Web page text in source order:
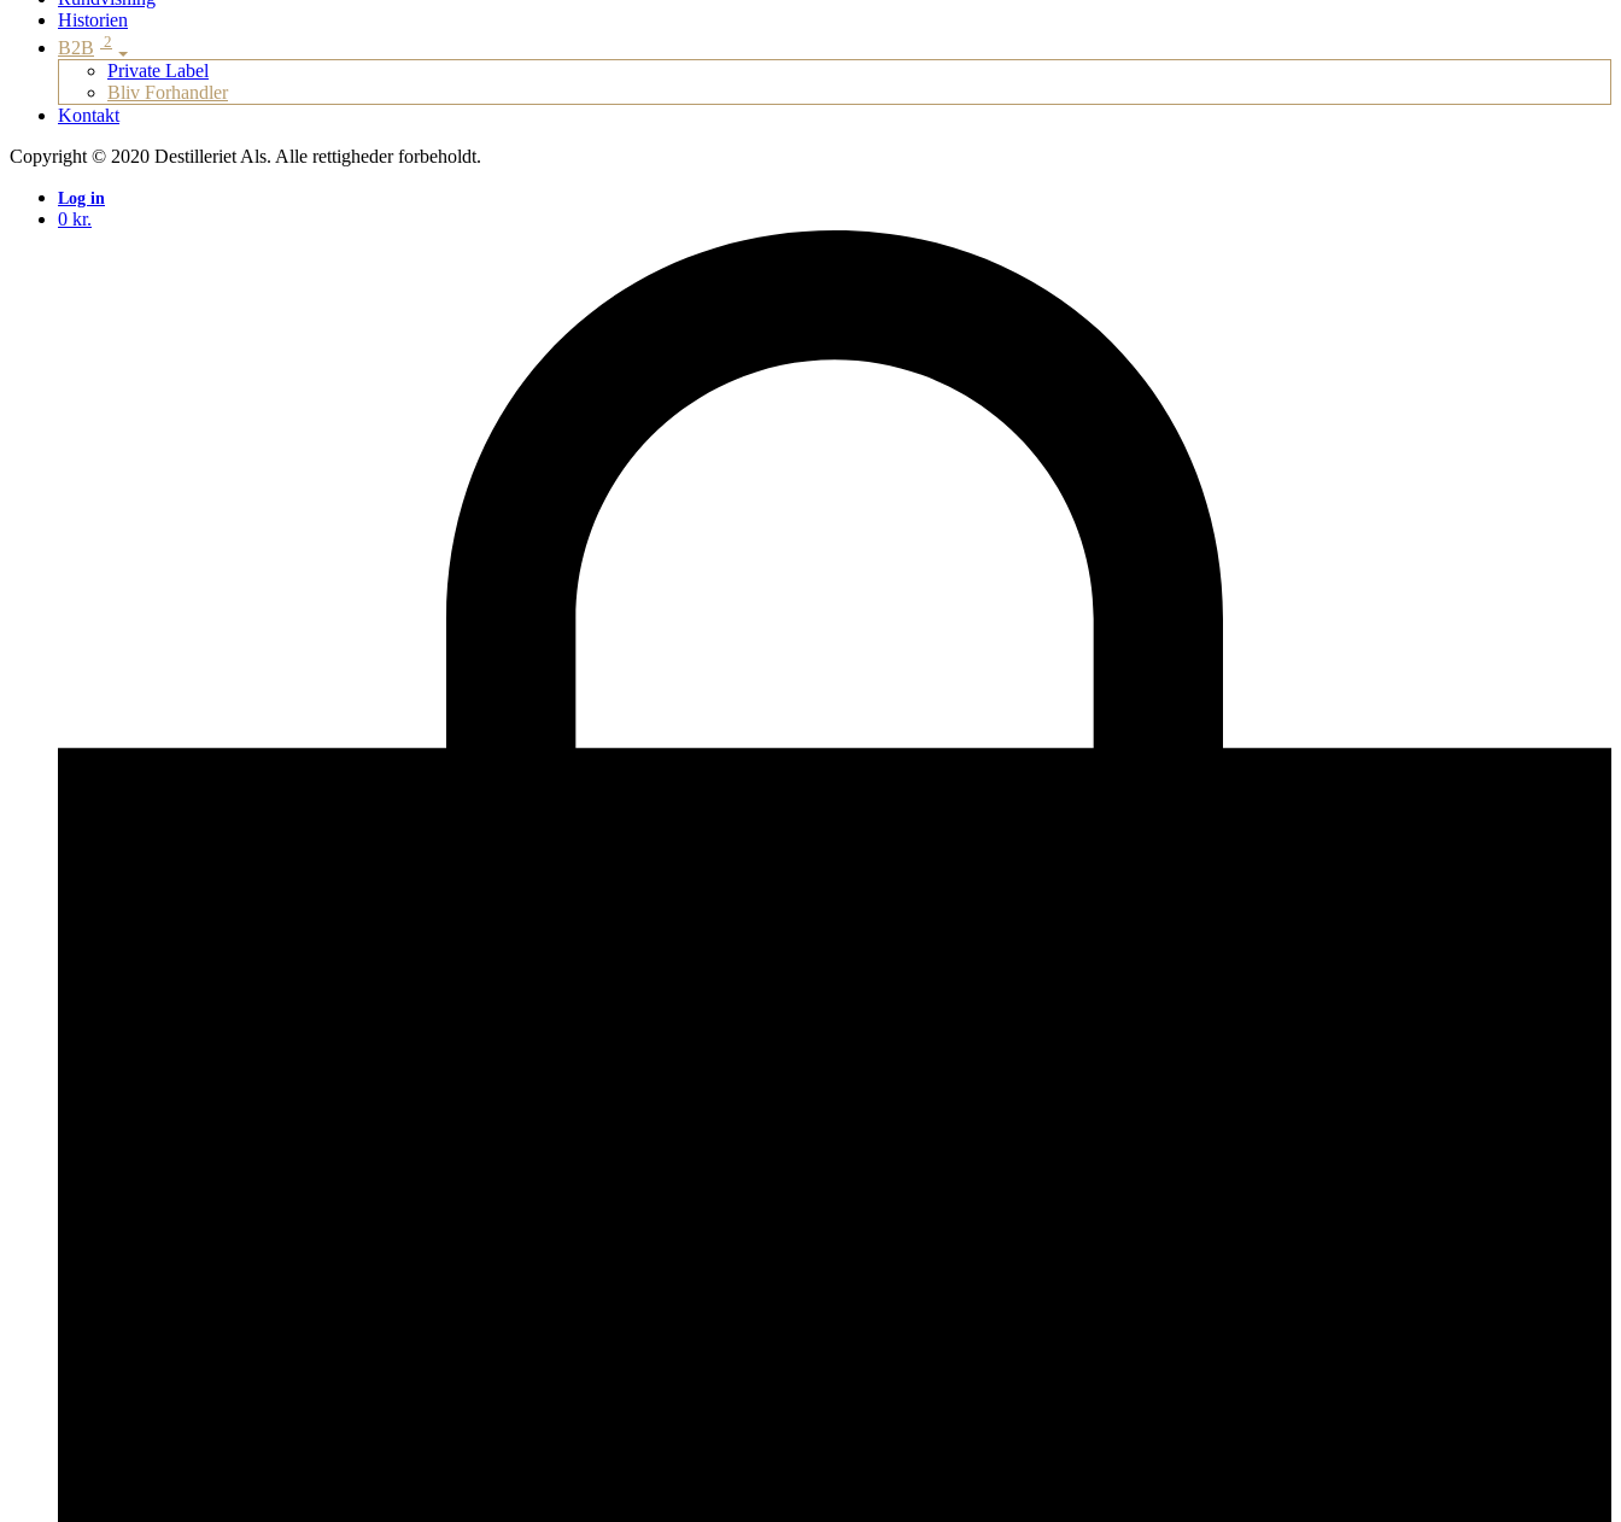
Historien
B2B
2
Private Label
Bliv Forhandler
Kontakt
Copyright © 2020 Destilleriet Als. Alle rettigheder forbeholdt.
Log in
0 kr.